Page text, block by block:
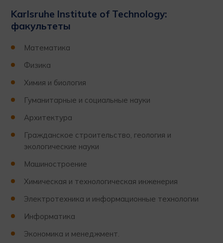
Karlsruhe Institute of Technology:
факультеты
Математика
Физика
Химия и биология
Гуманитарные и социальные науки
Архитектура
Гражданское строительство, геология и
экологические науки
Машиностроение
Химическая и технологическая инженерия
Электротехника и информационные технологии
Информатика
Экономика и менеджмент.